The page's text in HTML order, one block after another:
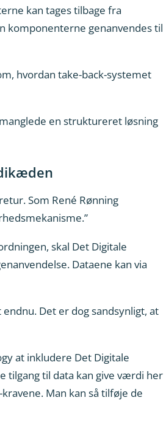
kan tages tilbage fra
komponenterne genanvendes til
hvordan take-back-systemet
en struktureret løsning
Som René Rønning
skal Det Digitale
Dataene kan via
Det er dog sandsynligt, at
at inkludere Det Digitale
tilgang til data kan give værdi her
Man kan så tilføje de